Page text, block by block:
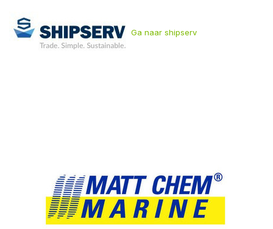
Ga naar shipserv